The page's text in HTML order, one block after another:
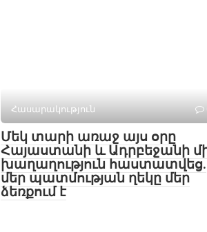
Հասարակություն
Մեկ տարի առաջ այս օրը
Հայաստանի և Ադրբեջանի
խաղաղություն հաստատվեց․
մեր պատմության ղեկը մեր
ձեռքում է